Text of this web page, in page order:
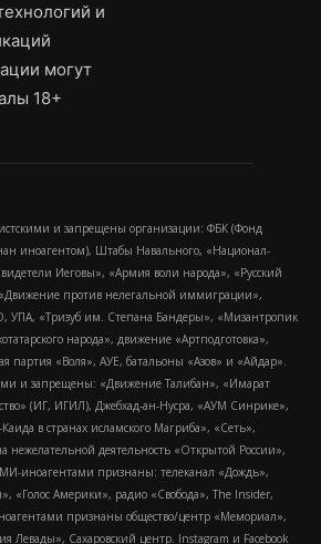
и
могут
18+
и запрещены организации: ФБК (Фонд
иноагентом), Штабы Навального, «Национал-
Иеговы», «Армия воли народа», «Русский
против нелегальной иммиграции»,
УПА, «Тризуб им. Степана Бандеры», «Мизантропик
народа», движение «Артподготовка»,
партия «Воля», АУЕ, батальоны «Азов» и «Айдар».
и запрещены: «Движение Талибан», «Имарат
(ИГ, ИГИЛ), Джебхад-ан-Нусра, «АУМ Синрике»,
в странах исламского Магриба», «Сеть»,
нежелательной деятельность «Открытой России»,
иноагентами признаны: телеканал «Дождь»,
«Голос Америки», радио «Свобода», The Insider,
признаны общество/центр «Мемориал»,
Левады», Сахаровский центр. Instagram и Facebook